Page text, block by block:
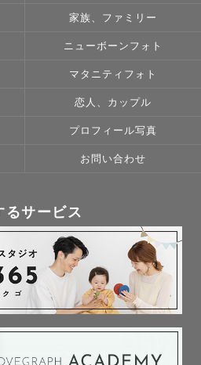
家族、ファミリー
ニューボーンフォト
マタニティフォト
恋人、カップル
プロフィール写真
お問い合わせ
るサービス